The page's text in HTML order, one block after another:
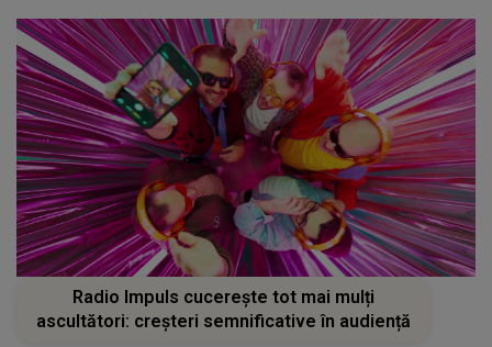
Radio Impuls cucerește tot mai mulți
ascultători: creșteri semnificative în audiență